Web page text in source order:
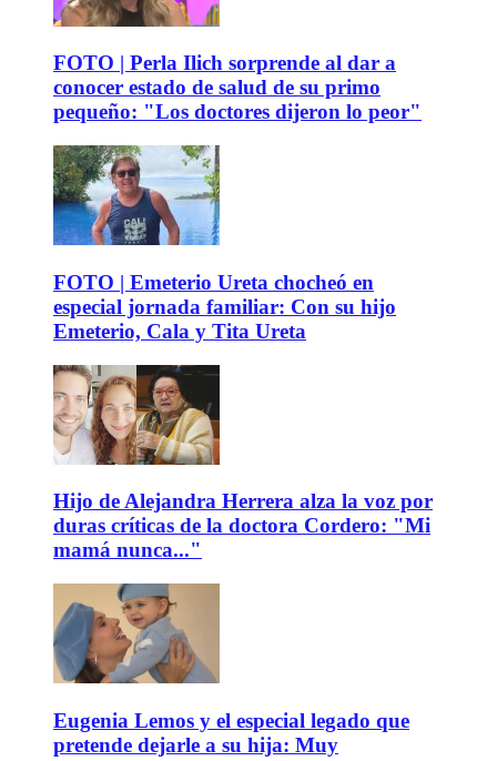
FOTO | Perla Ilich sorprende al dar a
conocer estado de salud de su primo
pequeño: "Los doctores dijeron lo peor"
FOTO | Emeterio Ureta chocheó en
especial jornada familiar: Con su hijo
Emeterio, Cala y Tita Ureta
Hijo de Alejandra Herrera alza la voz por
duras críticas de la doctora Cordero: "Mi
mamá nunca..."
Eugenia Lemos y el especial legado que
pretende dejarle a su hija: Muy